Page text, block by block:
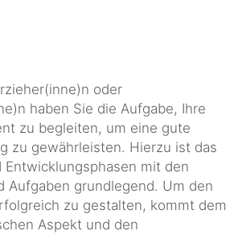
oder
haben Sie die Aufgabe, Ihre
zu begleiten, um eine gute
zu gewährleisten. Hierzu ist das
mit den
Aufgaben grundlegend. Um den
zu gestalten, kommt dem
Aspekt und den